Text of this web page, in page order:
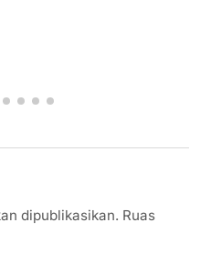
dipublikasikan. Ruas